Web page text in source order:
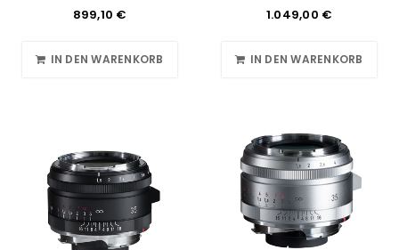
899,10 €
IN DEN WARENKORB
1.049,00 €
IN DEN WARENKORB